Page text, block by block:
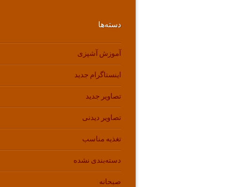
دسته‌ها
آموزش آشپزی
اینستاگرام جدید
تصاویر جدید
تصاویر دیدنی
تغذیه مناسب
دسته‌بندی نشده
صبحانه